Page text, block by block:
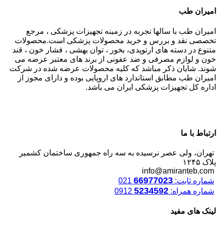
امیران طب
امیران طب با سالها تجربه در زمینه تجهیزات پزشکی ، مرجع
تخصصی نقد و بررس و خرید محصولات پزشکی است.محصولات
متنوع در دسته های ارتوپدی، بخور ، توان بهشی ، فشار خون ، قند
خون و لوازم مصرفی و ضد عفونی از برند های معتبر عرضه می
شوند. شایان ذکر مباشد که کلیه محصولات عرضه شده در شرکت
امیران طب مطابق استاندارد های اروپایی بوده و دارای مجوز از
اداره کل تجهیزات پزشکی ایران می باشد.
ارتباط با ما
تهران، ولی عصر نرسیده به سه راه جمهوری ساختمان کشمیر
پلاک ۱۲۴۵
info@amiranteb.com
شماره ثابت: 66977023
شماره همراه: 5234592
لینک های مفید